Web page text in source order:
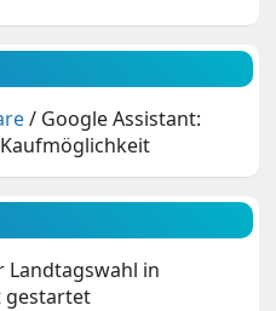
/ Google Assistant:
Landtagswahl in
gestartet